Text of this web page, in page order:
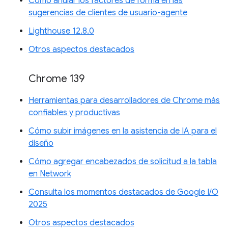
sugerencias de clientes de usuario-agente
Lighthouse 12.8.0
Otros aspectos destacados
Chrome 139
Herramientas para desarrolladores de Chrome más
confiables y productivas
Cómo subir imágenes en la asistencia de IA para el
diseño
Cómo agregar encabezados de solicitud a la tabla
en Network
Consulta los momentos destacados de Google I/O
2025
Otros aspectos destacados